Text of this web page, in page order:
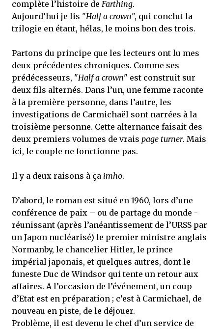
complète l’histoire de Farthing.
Aujourd’hui je lis "Half a crown", qui conclut la
trilogie en étant, hélas, le moins bon des trois.
Partons du principe que les lecteurs ont lu mes
deux précédentes chroniques. Comme ses
prédécesseurs, "Half a crown" est construit sur
deux fils alternés. Dans l’un, une femme raconte
à la première personne, dans l’autre, les
investigations de Carmichaël sont narrées à la
troisième personne. Cette alternance faisait des
deux premiers volumes de vrais page turner. Mais
ici, le couple ne fonctionne pas.
Il y a deux raisons à ça imho.
D’abord, le roman est situé en 1960, lors d’une
conférence de paix – ou de partage du monde -
réunissant (après l’anéantissement de l’URSS par
un Japon nucléarisé) le premier ministre anglais
Normanby, le chancelier Hitler, le prince
impérial japonais, et quelques autres, dont le
funeste Duc de Windsor qui tente un retour aux
affaires. A l’occasion de l’événement, un coup
d’Etat est en préparation ; c’est à Carmichael, de
nouveau en piste, de le déjouer.
Problème, il est devenu le chef d’un service de